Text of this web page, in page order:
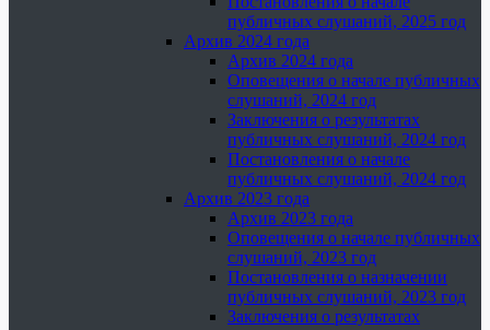
публичных слушаний, 2025 год
Архив 2024 года
Архив 2024 года
Оповещения о начале публичных
слушаний, 2024 год
Заключения о результатах
публичных слушаний, 2024 год
Постановления о начале
публичных слушаний, 2024 год
Архив 2023 года
Архив 2023 года
Оповещения о начале публичных
слушаний, 2023 год
Постановления о назначении
публичных слушаний, 2023 год
Заключения о результатах